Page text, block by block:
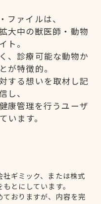
ファイルは、
大中の獣医師・動物
ト。
、診療可能な動物か
が特徴的。
する想いを取材し記
し、
康管理を行うユーザ
います。
ギミック、または株式
とにしています。
おりますが、内容を完